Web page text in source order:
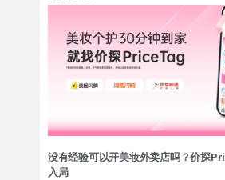
没有经验可以开美妆外卖店吗？价探
入局